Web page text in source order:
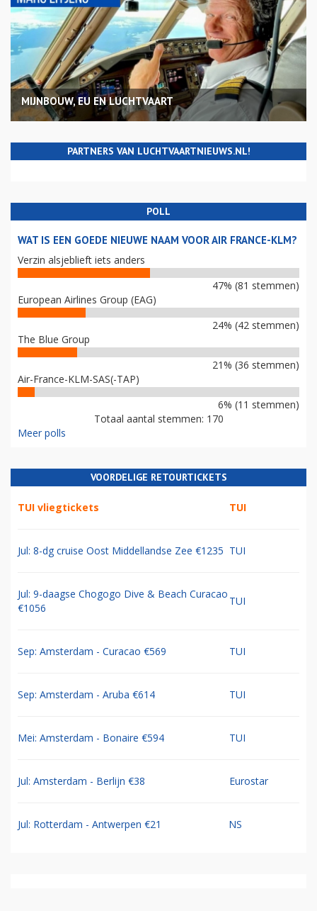
MIJNBOUW, EU EN LUCHTVAART
PARTNERS VAN LUCHTVAARTNIEUWS.NL!
POLL
WAT IS EEN GOEDE NIEUWE NAAM VOOR AIR FRANCE-KLM?
Verzin alsjeblieft iets anders
47% (81 stemmen)
European Airlines Group (EAG)
24% (42 stemmen)
The Blue Group
21% (36 stemmen)
Air-France-KLM-SAS(-TAP)
6% (11 stemmen)
Totaal aantal stemmen: 170
Meer polls
VOORDELIGE RETOURTICKETS
TUI vliegtickets TUI
Jul: 8-dg cruise Oost Middellandse Zee €1235 TUI
Jul: 9-daagse Chogogo Dive & Beach Curacao
€1056
TUI
Sep: Amsterdam - Curacao €569 TUI
Sep: Amsterdam - Aruba €614 TUI
Mei: Amsterdam - Bonaire €594 TUI
Jul: Amsterdam - Berlijn €38 Eurostar
Jul: Rotterdam - Antwerpen €21 NS